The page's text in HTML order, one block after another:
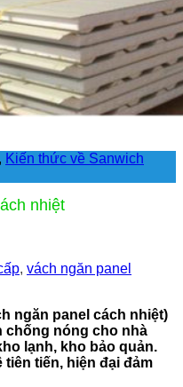
, Kiến thức về Sanwich
nhiệt
, vách ngăn panel
ngăn panel cách nhiệt)
chống nóng cho nhà
lạnh, kho bảo quản.
tiến, hiện đại đảm